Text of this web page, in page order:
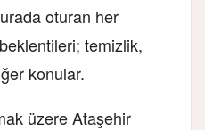
oturan her
temizlik,
konular.
üzere Ataşehir